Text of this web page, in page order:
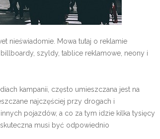
nieświadomie. Mowa tutaj o reklamie
szyldy, tablice reklamowe, neony i
kampanii, często umieszczana jest na
najczęściej przy drogach i
pojazdów, a co za tym idzie kilka tysięcy
musi być odpowiednio